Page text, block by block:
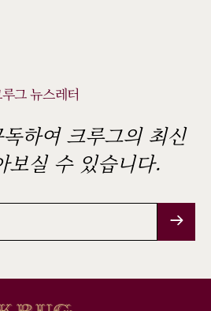
그 뉴스레터
하여 크루그의 최신
실 수 있습니다.